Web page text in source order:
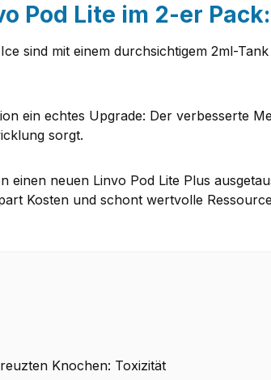
Pod Lite im 2-er Pack:
sind mit einem durchsichtigem 2ml-
ein echtes Upgrade: Der verbesserte
sorgt.
neuen Linvo Pod Lite Plus
Kosten und schont wertvolle
Knochen: Toxizität